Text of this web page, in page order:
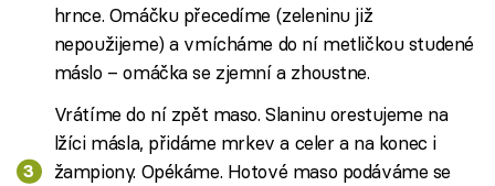
hrnce. Omáčku přecedíme (zeleninu již
nepoužijeme) a vmícháme do ní metličkou studené
máslo – omáčka se zjemní a zhoustne.
Vrátíme do ní zpět maso. Slaninu orestujeme na
lžíci másla, přidáme mrkev a celer a na konec i
žampiony. Opékáme. Hotové maso podáváme se